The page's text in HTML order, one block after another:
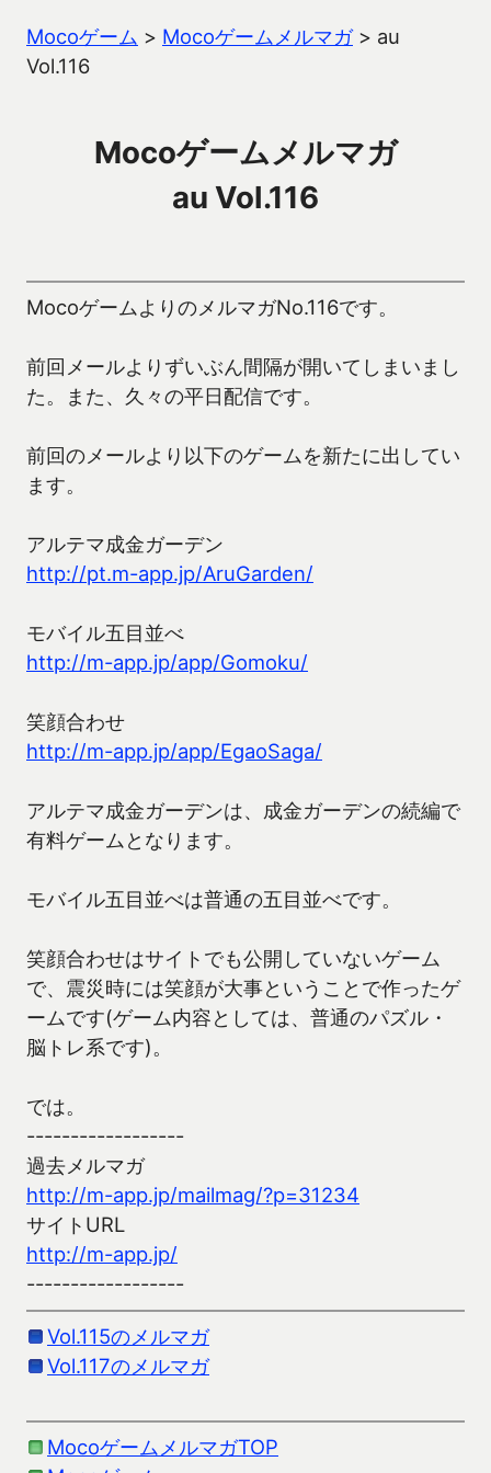
Mocoゲーム > Mocoゲームメルマガ> au
Vol.116
Mocoゲームメルマガ
au Vol.116
MocoゲームよりのメルマガNo.116です。
前回メールよりずいぶん間隔が開いてしまいまし
た。また、久々の平日配信です。
前回のメールより以下のゲームを新たに出してい
ます。
アルテマ成金ガーデン
http://pt.m-app.jp/AruGarden/
モバイル五目並べ
http://m-app.jp/app/Gomoku/
笑顔合わせ
http://m-app.jp/app/EgaoSaga/
アルテマ成金ガーデンは、成金ガーデンの続編で
有料ゲームとなります。
モバイル五目並べは普通の五目並べです。
笑顔合わせはサイトでも公開していないゲーム
で、震災時には笑顔が大事ということで作ったゲ
ームです(ゲーム内容としては、普通のパズル・
脳トレ系です)。
では。
------------------
過去メルマガ
http://m-app.jp/mailmag/?p=31234
サイトURL
http://m-app.jp/
------------------
Vol.115のメルマガ
Vol.117のメルマガ
MocoゲームメルマガTOP